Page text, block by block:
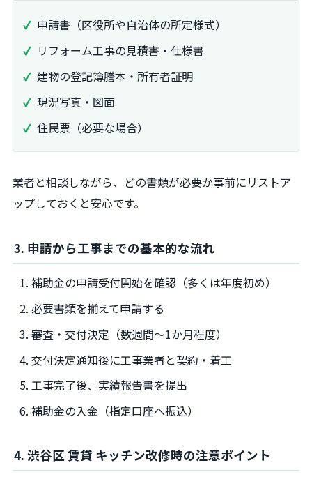
申請書（区役所や自治体の所定様式）
リフォーム工事の見積書・仕様書
建物の登記簿謄本・所有者証明
現況写真・図面
住民票（必要な場合）
業者と相談しながら、どの書類が必要か事前にリストア
ップしておくと安心です。
3. 申請から工事までの基本的な流れ
補助金の申請受付開始を確認（多くは年度初め）
必要書類を揃えて申請する
審査・交付決定（数週間～1か月程度）
交付決定通知後に工事業者と契約・着工
工事完了後、実績報告書を提出
補助金の入金（指定口座へ振込）
4. 渋谷区 賃貸 キッチン改修時の注意ポイント